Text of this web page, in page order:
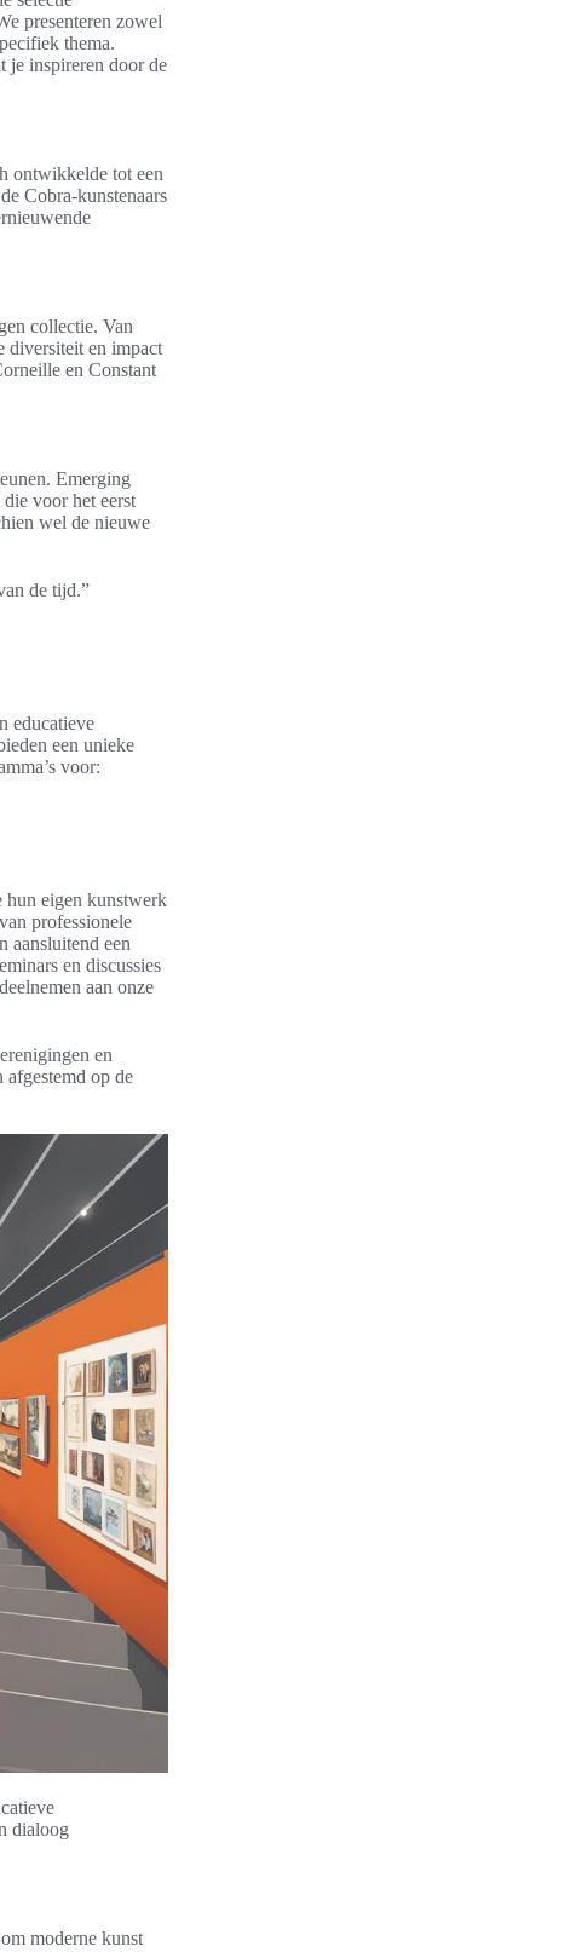
presenteren zowel
thema.
je inspireren door de
ontwikkelde tot een
Cobra-kunstenaars
collectie. Van
diversiteit en impact
en Constant
Emerging
voor het eerst
wel de nieuwe
de tijd.”
educatieve
een unieke
voor:
hun eigen kunstwerk
professionele
aansluitend een
en discussies
aan onze
en
afgestemd op de
dialoog
moderne kunst